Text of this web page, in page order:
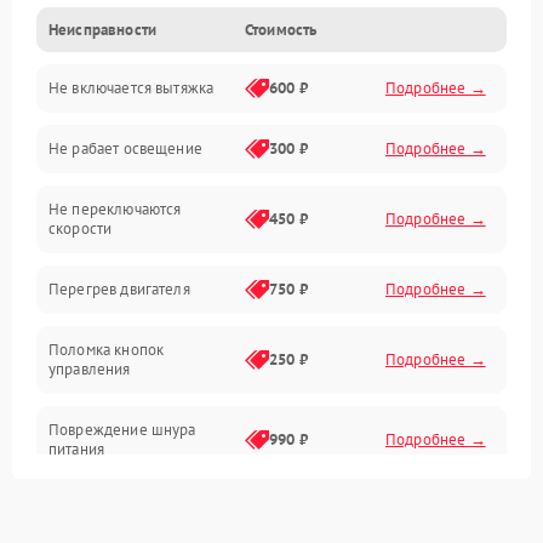
Вентиляция
Освещение
Механические повреждения
Электроника
Неисправности Стоимость
Не включается вытяжка 600 ₽ Подробнее →
Не рабает освещение 300 ₽ Подробнее →
Не переключаются
скорости
450 ₽ Подробнее →
Перегрев двигателя 750 ₽ Подробнее →
Поломка кнопок
управления
250 ₽ Подробнее →
Повреждение шнура
питания
990 ₽ Подробнее →